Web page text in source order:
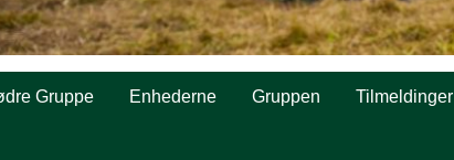
Gruppe Enhederne Gruppen Tilmeldinger